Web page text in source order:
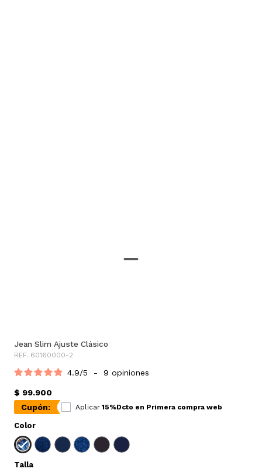
Jean Slim Ajuste Clásico
REF. 60160000-2
4.9/5 - 9 opiniones
$ 99.900
Cupón:
Aplicar 15%Dcto en Primera compra web
Color
Talla